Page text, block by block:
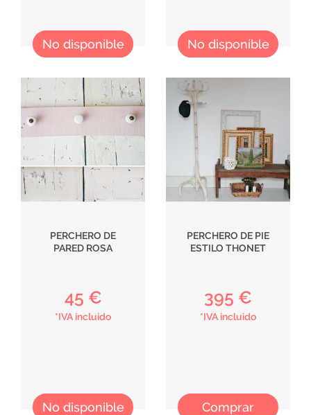
No disponible No disponible
PERCHERO DE
PARED ROSA
45 €
*IVA incluido
No disponible
PERCHERO DE PIE
ESTILO THONET
395 €
*IVA incluido
Comprar